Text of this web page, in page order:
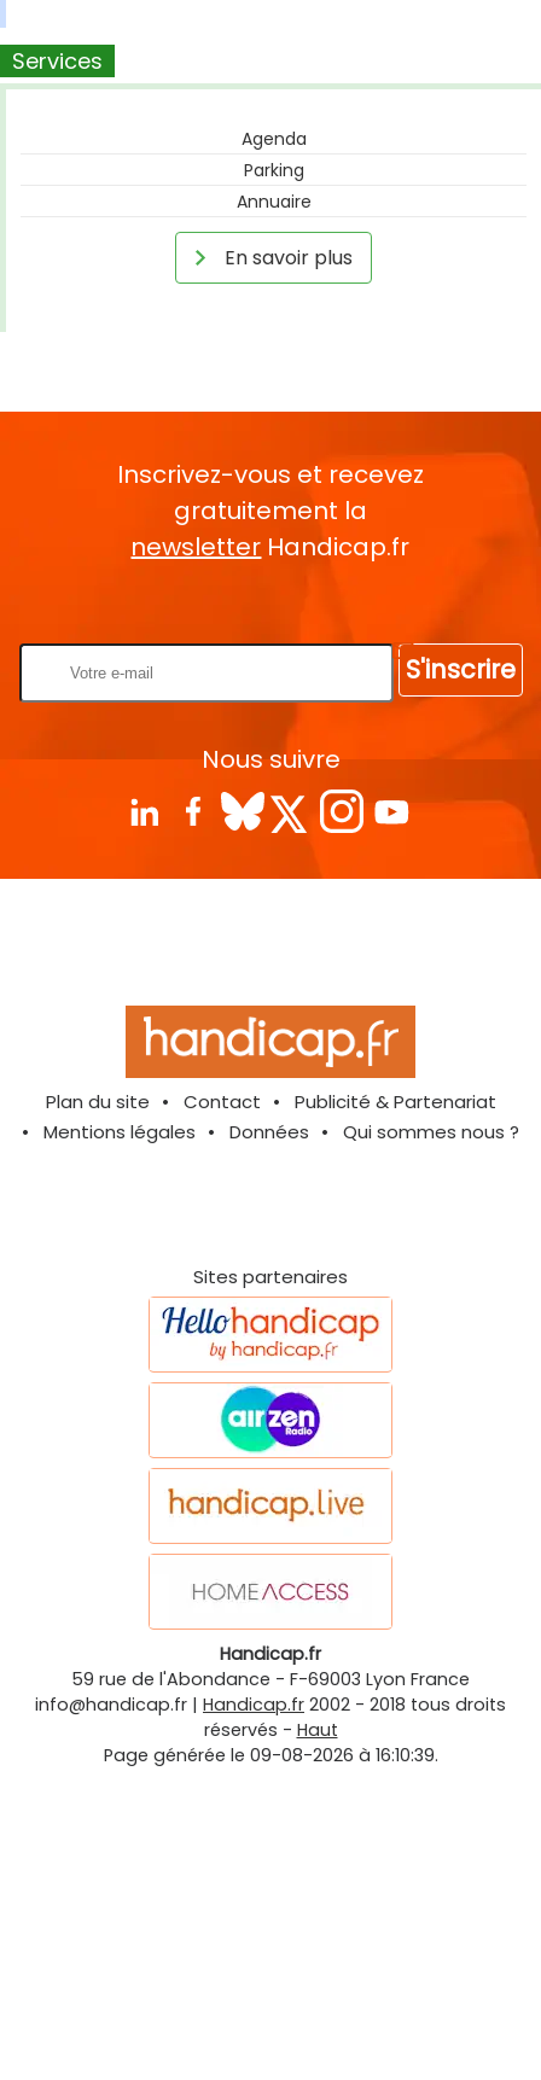
Services
Agenda
Parking
Annuaire
En savoir plus
Inscrivez-vous et recevez
gratuitement la
newsletter Handicap.fr
S'inscrire
Nous suivre
Plan du site Contact
Publicité & Partenariat
Mentions légales
Données Qui sommes nous ?
Sites partenaires
Handicap.fr
59 rue de l'Abondance - F-69003 Lyon France
info@handicap.fr | Handicap.fr 2002 - 2018 tous droits
réservés - Haut
Page générée le 09-08-2026 à 16:10:39.